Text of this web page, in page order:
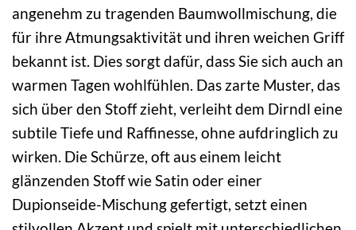
angenehm zu tragenden Baumwollmischung, die
für ihre Atmungsaktivität und ihren weichen Griff
bekannt ist. Dies sorgt dafür, dass Sie sich auch an
warmen Tagen wohlfühlen. Das zarte Muster, das
sich über den Stoff zieht, verleiht dem Dirndl eine
subtile Tiefe und Raffinesse, ohne aufdringlich zu
wirken. Die Schürze, oft aus einem leicht
glänzenden Stoff wie Satin oder einer
Dupionseide-Mischung gefertigt, setzt einen